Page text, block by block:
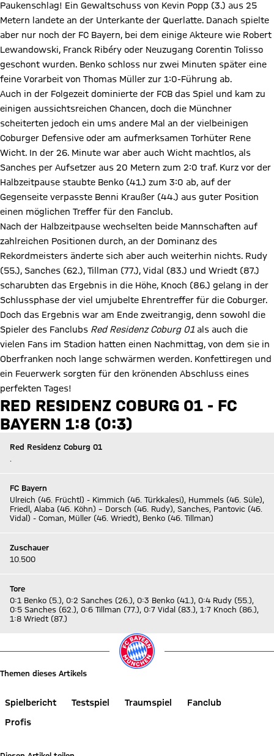
Paukenschlag! Ein Gewaltschuss von Kevin Popp (3.) aus 25
Metern landete an der Unterkante der Querlatte. Danach spielte
aber nur noch der FC Bayern, bei dem einige Akteure wie Robert
Lewandowski, Franck Ribéry oder Neuzugang Corentin Tolisso
geschont wurden. Benko schloss nur zwei Minuten später eine
feine Vorarbeit von Thomas Müller zur 1:0-Führung ab.
Auch in der Folgezeit dominierte der FCB das Spiel und kam zu
einigen aussichtsreichen Chancen, doch die Münchner
scheiterten jedoch ein ums andere Mal an der vielbeinigen
Coburger Defensive oder am aufmerksamen Torhüter Rene
Wicht. In der 26. Minute war aber auch Wicht machtlos, als
Sanches per Aufsetzer aus 20 Metern zum 2:0 traf. Kurz vor der
Halbzeitpause staubte Benko (41.) zum 3:0 ab, auf der
Gegenseite verpasste Benni Kraußer (44.) aus guter Position
einen möglichen Treffer für den Fanclub.
Nach der Halbzeitpause wechselten beide Mannschaften auf
zahlreichen Positionen durch, an der Dominanz des
Rekordmeisters änderte sich aber auch weiterhin nichts. Rudy
(55.), Sanches (62.), Tillman (77.), Vidal (83.) und Wriedt (87.)
scharubten das Ergebnis in die Höhe, Knoch (86.) gelang in der
Schlussphase der viel umjubelte Ehrentreffer für die Coburger.
Doch das Ergebnis war am Ende zweitrangig, denn sowohl die
Spieler des Fanclubs Red Residenz Coburg 01 als auch die
vielen Fans im Stadion hatten einen Nachmittag, von dem sie in
Oberfranken noch lange schwärmen werden. Konfettiregen und
ein Feuerwerk sorgten für den krönenden Abschluss eines
perfekten Tages!
RED RESIDENZ COBURG 01 - FC
BAYERN 1:8 (0:3)
Red Residenz Coburg 01
FC Bayern
Ulreich (46. Früchtl) - Kimmich (46. Türkkalesi), Hummels (46. Süle),
Friedl, Alaba (46. Köhn) – Dorsch (46. Rudy), Sanches, Pantovic (46.
Vidal) - Coman, Müller (46. Wriedt), Benko (46. Tillman)
Zuschauer
10.500
Tore
0:1 Benko (5.), 0:2 Sanches (26.), 0:3 Benko (41.), 0:4 Rudy (55.),
0:5 Sanches (62.), 0:6 Tillman (77.), 0:7 Vidal (83.), 1:7 Knoch (86.),
1:8 Wriedt (87.)
Themen dieses Artikels
Spielbericht Testspiel Traumspiel
Fanclub
Profis